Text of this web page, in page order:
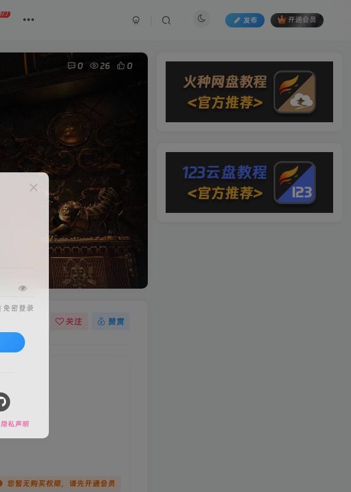
门
发布 开通会员
0 26 0
关注 赞赏
您暂无购买权限，请先开通会员
| 免密登录
隐私声明